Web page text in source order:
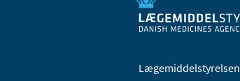
Lægemiddelstyrelsen